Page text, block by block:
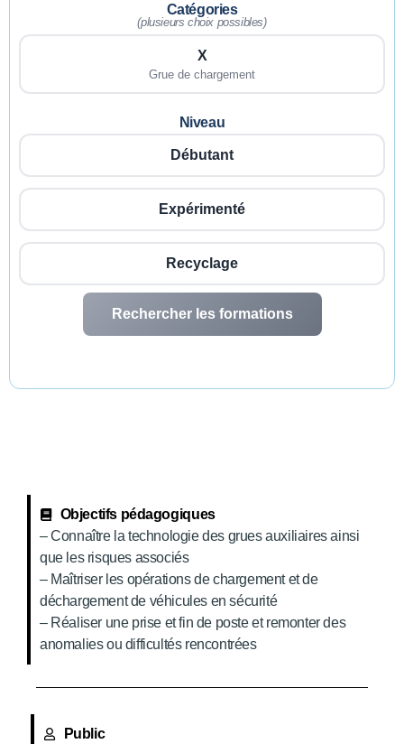
Catégories
(plusieurs choix possibles)
X
Grue de chargement
Niveau
Débutant
Expérimenté
Recyclage
Rechercher les formations
Objectifs pédagogiques
– Connaître la technologie des grues auxiliaires ainsi
que les risques associés
– Maîtriser les opérations de chargement et de
déchargement de véhicules en sécurité
– Réaliser une prise et fin de poste et remonter des
anomalies ou difficultés rencontrées
Public